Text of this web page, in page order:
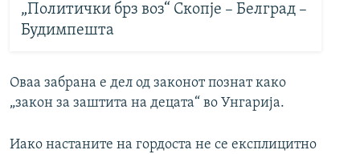
„Политички брз воз“ Скопје – Белград –
Будимпешта
Оваа забрана е дел од законот познат како
„закон за заштита на децата“ во Унгарија.
Иако настаните на гордоста не се експлицитно